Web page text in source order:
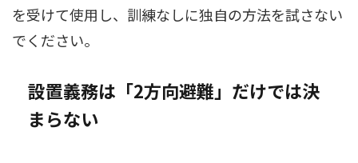
を受けて使用し、訓練なしに独自の方法を試さない
でください。
設置義務は「2方向避難」だけでは決
まらない